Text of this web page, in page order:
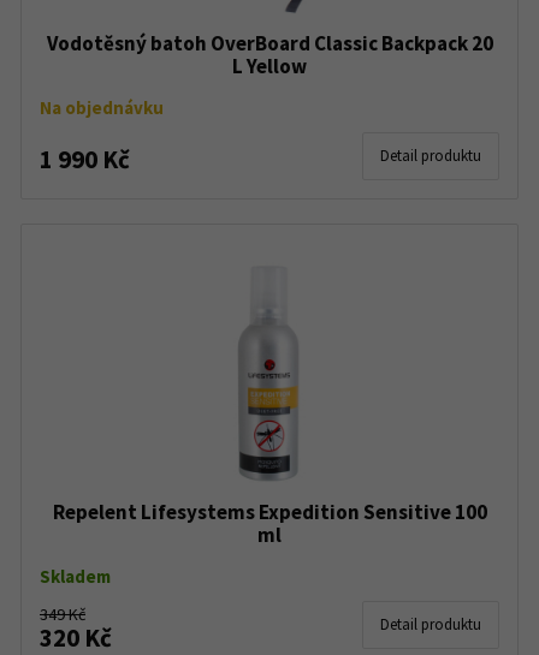
Vodotěsný batoh OverBoard Classic Backpack 20
L Yellow
Na objednávku
1 990 Kč Detail produktu
Repelent Lifesystems Expedition Sensitive 100
ml
Skladem
349 Kč
320 Kč Detail produktu